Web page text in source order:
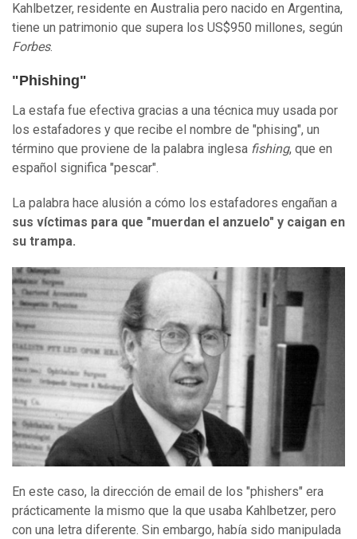
Kahlbetzer, residente en Australia pero nacido en Argentina,
tiene un patrimonio que supera los US$950 millones, según
Forbes.
"Phishing"
La estafa fue efectiva gracias a una técnica muy usada por
los estafadores y que recibe el nombre de "phising", un
término que proviene de la palabra inglesa fishing, que en
español significa "pescar".
La palabra hace alusión a cómo los estafadores engañan a
sus víctimas para que "muerdan el anzuelo" y caigan en
su trampa.
En este caso, la dirección de email de los "phishers" era
prácticamente la mismo que la que usaba Kahlbetzer, pero
con una letra diferente. Sin embargo, había sido manipulada